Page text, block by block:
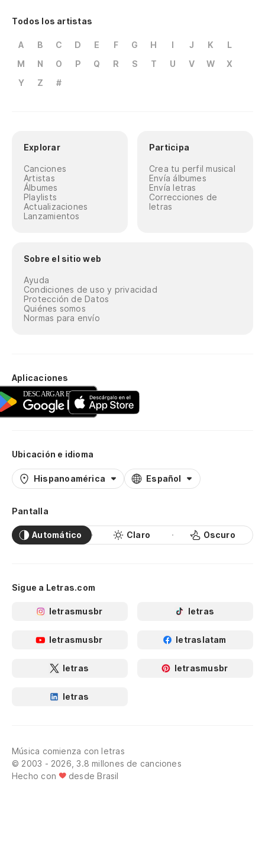
Todos los artistas
A B C D E F G H I J K
L
M
N O P Q R S T U V W
X
Y
Z #
Explorar
Canciones
Artistas
Álbumes
Playlists
Actualizaciones
Lanzamientos
Participa
Crea tu perfil musical
Envía álbumes
Envía letras
Correcciones de
letras
Sobre el sitio web
Ayuda
Condiciones de uso y privacidad
Protección de Datos
Quiénes somos
Normas para envío
Aplicaciones
Ubicación e idioma
Hispanoamérica Español
Pantalla
Automático Claro Oscuro
Sigue a Letras.com
letrasmusbr letras
letrasmusbr letraslatam
letras letrasmusbr
letras
Música comienza con letras
© 2003 - 2026, 3.8 millones de canciones
Hecho con
desde Brasil